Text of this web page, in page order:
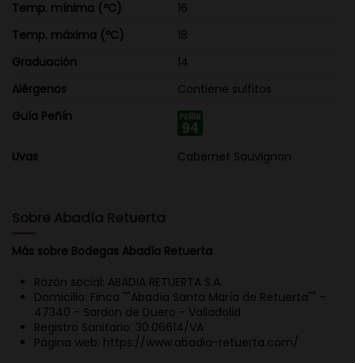
Temp. mínima (ºC)
16
Temp. máxima (ºC)
18
Graduación
14
Alérgenos
Contiene sulfitos
Guía Peñín
Uvas Cabernet Sauvignon
Sobre Abadía Retuerta
Más sobre Bodegas Abadía Retuerta
Razón social: ABADIA RETUERTA S.A.
Domicilio: Finca ""Abadía Santa María de Retuerta"" -
47340 - Sardon de Duero - Valladolid
Registro Sanitario: 30.06614/VA
Página web: https://www.abadia-retuerta.com/